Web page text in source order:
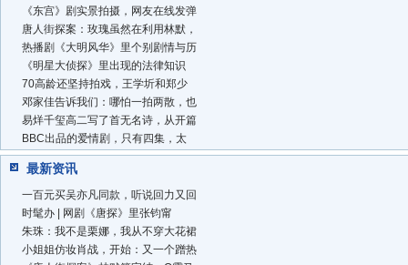
《东宫》剧实景拍摄，网友在线发弹
唐人街探案：玫瑰虽然在利用林默，
热播剧《大明风华》里个别剧情与历
《明星大侦探》里出现的法律知识
70高龄还坚持拍戏，王学圻和郑少
邓家佳告诉我们：哪怕一拍两散，也
易烊千玺高二写了首无名诗，从开篇
BBC出品的爱情剧，只有四集，太
最新资讯
一百元买吴亦凡同款，听说回力又回
时髦办 | 网剧《唐探》里张钧甯
朱珠：我不是栗娜，我从不穿大花裙
小姐姐仿妆肖战，开始：又一个蹭热